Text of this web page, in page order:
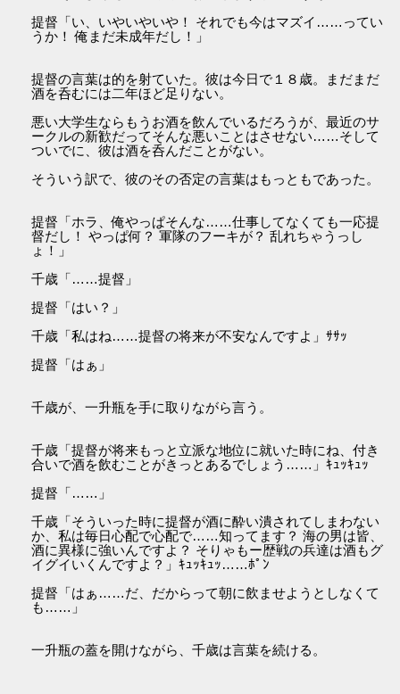
提督「い、いやいやいや！ それでも今はマズイ……ってい
うか！ 俺まだ未成年だし！」
提督の言葉は的を射ていた。彼は今日で１８歳。まだまだ
酒を呑むには二年ほど足りない。
悪い大学生ならもうお酒を飲んでいるだろうが、最近のサ
ークルの新歓だってそんな悪いことはさせない……そして
ついでに、彼は酒を呑んだことがない。
そういう訳で、彼のその否定の言葉はもっともであった。
提督「ホラ、俺やっぱそんな……仕事してなくても一応提
督だし！ やっぱ何？ 軍隊のフーキが？ 乱れちゃうっし
ょ！」
千歳「……提督」
提督「はい？」
千歳「私はね……提督の将来が不安なんですよ」ｻｻｯ
提督「はぁ」
千歳が、一升瓶を手に取りながら言う。
千歳「提督が将来もっと立派な地位に就いた時にね、付き
合いで酒を飲むことがきっとあるでしょう……」ｷｭｯｷｭｯ
提督「……」
千歳「そういった時に提督が酒に酔い潰されてしまわない
か、私は毎日心配で心配で……知ってます？ 海の男は皆、
酒に異様に強いんですよ？ そりゃもー歴戦の兵達は酒もグ
イグイいくんですよ？」ｷｭｯｷｭｯ……ﾎﾟﾝ
提督「はぁ……だ、だからって朝に飲ませようとしなくて
も……」
一升瓶の蓋を開けながら、千歳は言葉を続ける。